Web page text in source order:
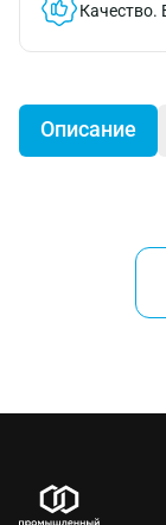
Качество.
Описание
Fisher